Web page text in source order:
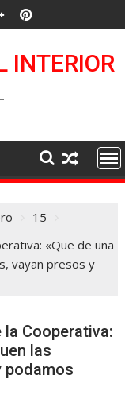
INTERIOR
15
«Que de una
vayan presos y
Cooperativa:
las
podamos